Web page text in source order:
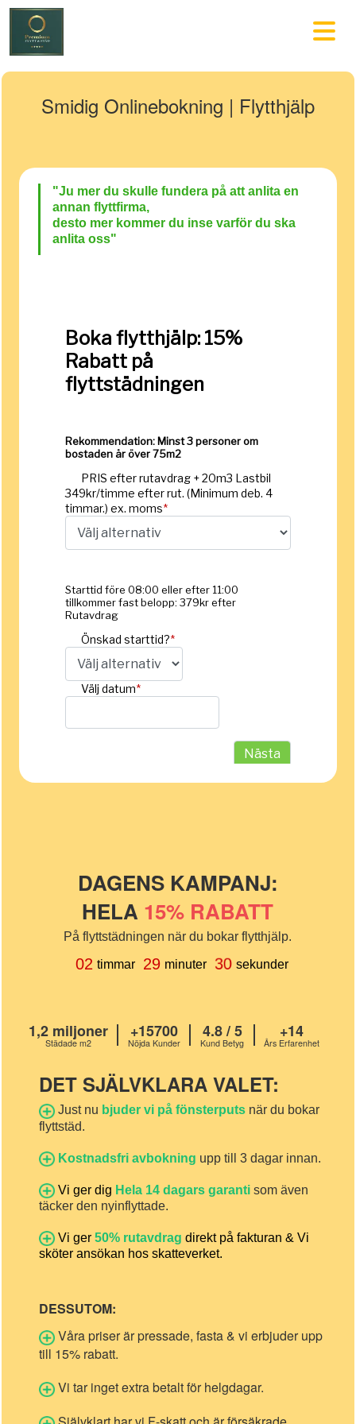
Smidig Onlinebokning | Flytthjälp
"Ju mer du skulle fundera på att anlita en
annan flyttfirma,
desto mer kommer du inse varför du ska
anlita oss"
DAGENS KAMPANJ:
HELA 15% RABATT
På flyttstädningen när du bokar flytthjälp.
02 timmar 29 minuter 30 sekunder
1,2 miljoner
Städade m2
+15700
Nöjda Kunder
4.8 / 5
Kund Betyg
+14
Års Erfarenhet
DET SJÄLVKLARA VALET:
Just nu bjuder vi på fönsterputs när du bokar
flyttstäd.
Kostnadsfri avbokning upp till 3 dagar innan.
Vi ger dig Hela 14 dagars garanti som även
täcker den nyinflyttade.
Vi ger50% rutavdrag direkt på fakturan & Vi
sköter ansökan hos skatteverket.
DESSUTOM:
Våra priser är pressade, fasta & vi erbjuder upp
till 15% rabatt.
Vi tar inget extra betalt för helgdagar.